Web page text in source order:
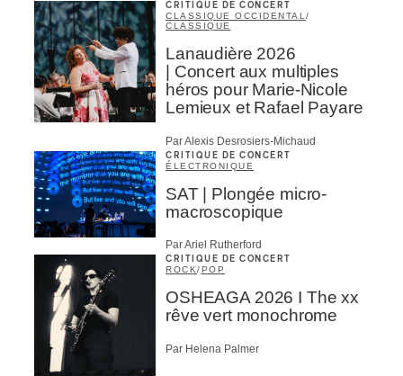
CRITIQUE DE CONCERT
CLASSIQUE OCCIDENTAL/
CLASSIQUE
Lanaudière 2026
| Concert aux multiples
héros pour Marie-Nicole
Lemieux et Rafael Payare
Par Alexis Desrosiers-Michaud
CRITIQUE DE CONCERT
ÉLECTRONIQUE
SAT | Plongée micro-
macroscopique
Par Ariel Rutherford
CRITIQUE DE CONCERT
ROCK/POP
OSHEAGA 2026 I The xx
rêve vert monochrome
Par Helena Palmer